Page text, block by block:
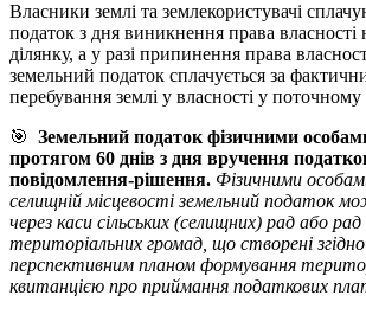
Власники землі та землекористувачі
податок з дня виникнення права власності
ділянку, а у разі припинення права
земельний податок сплачується за
перебування землі у власності у поточному
🎯 Земельний податок фізичними
протягом 60 днів з дня вручення
повідомлення-рішення. Фізичними
селищній місцевості земельний податок
через каси сільських (селищних) рад або рад
територіальних громад, що створені
перспективним планом формування
квитанцією про приймання податкових